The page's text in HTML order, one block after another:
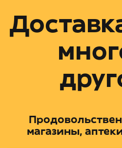
магазины,